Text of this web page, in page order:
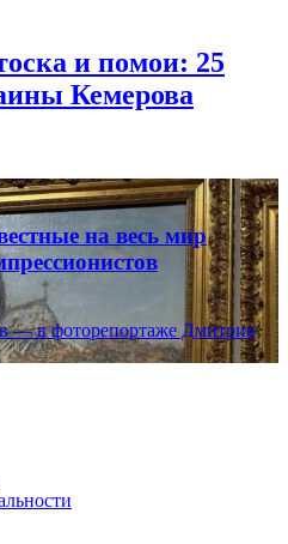
и помои: 25
Кемерова
на весь мир
— в фоторепортаже Дмитрия